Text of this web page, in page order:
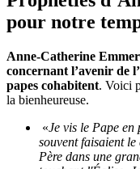
pour notre
Anne-Catherine
concernant l’avenir de
papes cohabitent. Voici
la bienheureuse.
«Je vis le Pape
souvent faisaient
Père dans une